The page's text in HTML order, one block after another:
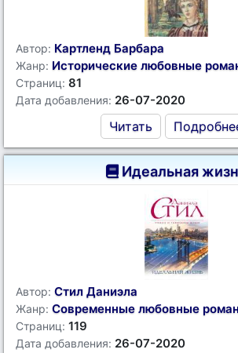
Автор: Картленд Барбара
Жанр: Исторические любовные
Страниц: 81
Дата добавления: 26-07-2020
Читать
Идеальная
Автор: Стил Даниэла
Жанр: Современные любовные
Страниц: 119
Дата добавления: 26-07-2020